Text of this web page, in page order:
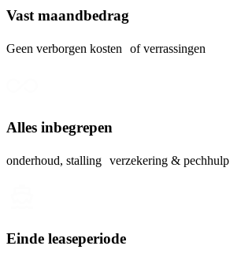
Vast maandbedrag
Geen verborgen kosten of verrassingen
Alles inbegrepen
onderhoud, stalling verzekering & pechhulp
Einde leaseperiode